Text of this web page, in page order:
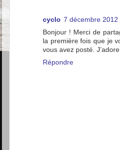
cyclo 7 décembre 2012
Bonjour ! Merci de
la première fois que je
vous avez posté.
Répondre